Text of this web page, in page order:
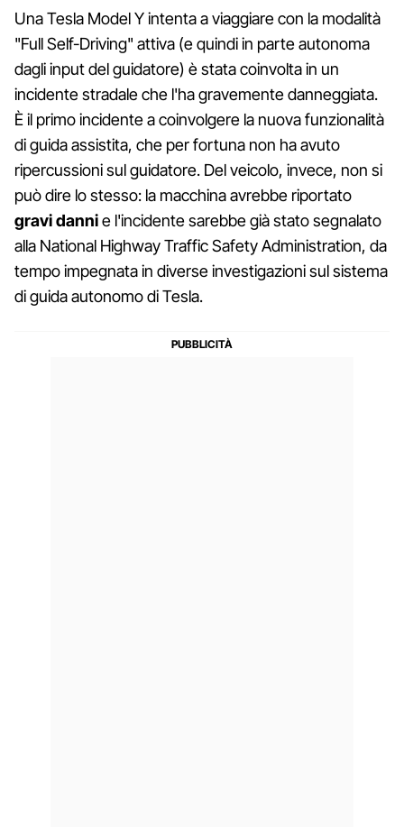
Una Tesla Model Y intenta a viaggiare con la modalità
"Full Self-Driving" attiva (e quindi in parte autonoma
dagli input del guidatore) è stata coinvolta in un
incidente stradale che l'ha gravemente danneggiata.
È il primo incidente a coinvolgere la nuova funzionalità
di guida assistita, che per fortuna non ha avuto
ripercussioni sul guidatore. Del veicolo, invece, non si
può dire lo stesso: la macchina avrebbe riportato
gravi dannie l'incidente sarebbe già stato segnalato
alla National Highway Traffic Safety Administration, da
tempo impegnata in diverse investigazioni sul sistema
di guida autonomo di Tesla.